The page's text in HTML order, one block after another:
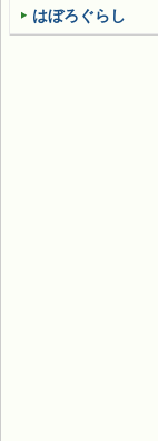
はぼろぐらし